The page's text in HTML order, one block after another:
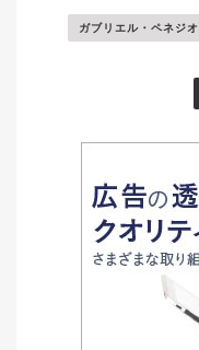
ガブリエル・ペネジオ